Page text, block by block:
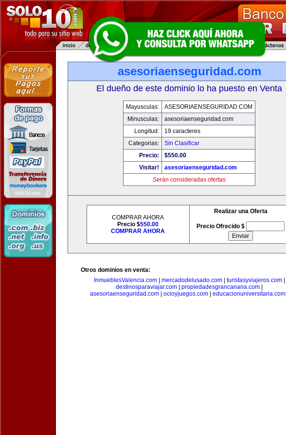
asesoriaenseguridad.com
El dueño de este dominio lo ha puesto en Venta
Mayusculas:
ASESORIAENSEGURIDAD.COM
Minusculas:
asesoriaenseguridad.com
Longitud:
19 caracteres
Categorias:
Sin Clasificar
Precio:
$550.00
Visitar!
asesoriaenseguridad.com
Serán consideradas ofertas
COMPRAR AHORA
Precio $550.00
COMPRAR AHORA
Realizar una Oferta
Precio Ofrecido $
Otros dominios en venta:
InmueblesValencia.com| mercadodelusado.com| turistasyviajeros.com|
destinosparaviajar.com
propiedadesgrancanaria.com
asesoriaenseguridad.com
ocioyjuegos.com educacionuniversitaria.com